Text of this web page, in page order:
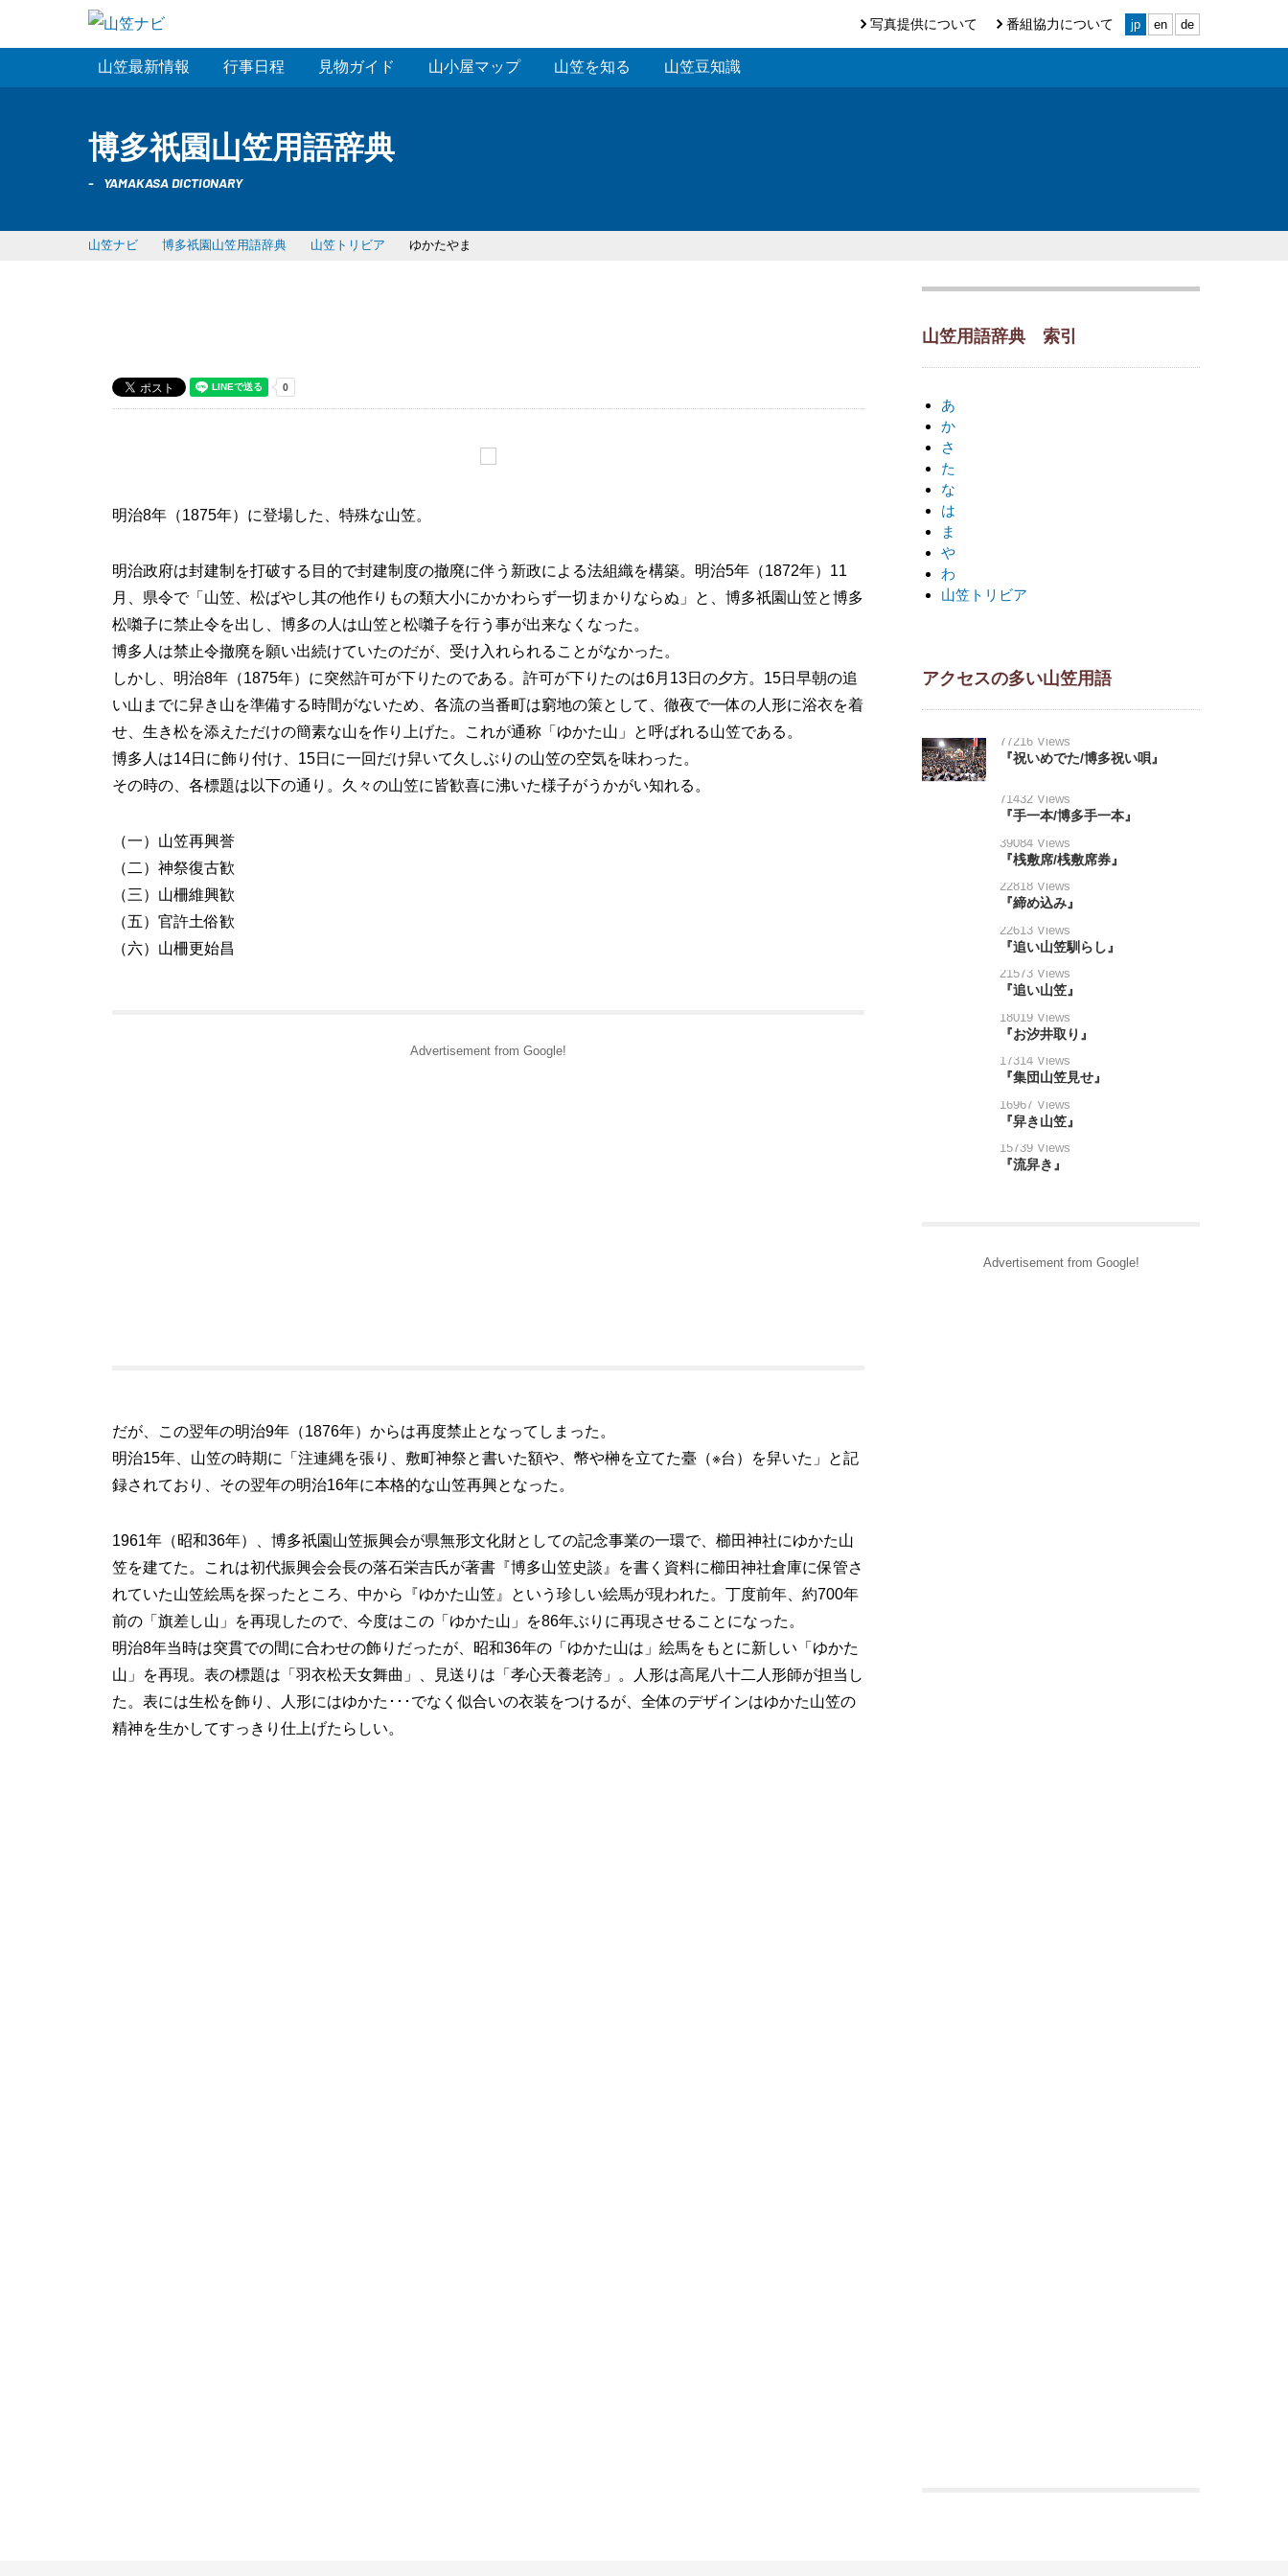
写真提供について 番組協力について jp en de
山笠最新情報 行事日程 見物ガイド 山小屋マップ 山笠を知る 山笠豆知識
博多祇園山笠用語辞典
YAMAKASA DICTIONARY
山笠ナビ 博多祇園山笠用語辞典 山笠トリビア ゆかたやま
明治8年（1875年）に登場した、特殊な山笠。
明治政府は封建制を打破する目的で封建制度の撤廃に伴う新政による法組織を構築。明治5年（1872年）11
月、県令で「山笠、松ばやし其の他作りもの類大小にかかわらず一切まかりならぬ」と、博多祇園山笠と博多
松囃子に禁止令を出し、博多の人は山笠と松囃子を行う事が出来なくなった。
博多人は禁止令撤廃を願い出続けていたのだが、受け入れられることがなかった。
しかし、明治8年（1875年）に突然許可が下りたのである。許可が下りたのは6月13日の夕方。15日早朝の追
い山までに舁き山を準備する時間がないため、各流の当番町は窮地の策として、徹夜で一体の人形に浴衣を着
せ、生き松を添えただけの簡素な山を作り上げた。これが通称「ゆかた山」と呼ばれる山笠である。
博多人は14日に飾り付け、15日に一回だけ舁いて久しぶりの山笠の空気を味わった。
その時の、各標題は以下の通り。久々の山笠に皆歓喜に沸いた様子がうかがい知れる。
（一）山笠再興誉
（二）神祭復古歓
（三）山柵維興歓
（五）官許土俗歓
（六）山柵更始昌
だが、この翌年の明治9年（1876年）からは再度禁止となってしまった。
明治15年、山笠の時期に「注連縄を張り、敷町神祭と書いた額や、幣や榊を立てた臺（※台）を舁いた」と記
録されており、その翌年の明治16年に本格的な山笠再興となった。
1961年（昭和36年）、博多祇園山笠振興会が県無形文化財としての記念事業の一環で、櫛田神社にゆかた山
笠を建てた。これは初代振興会会長の落石栄吉氏が著書『博多山笠史談』を書く資料に櫛田神社倉庫に保管さ
れていた山笠絵馬を探ったところ、中から『ゆかた山笠』という珍しい絵馬が現われた。丁度前年、約700年
前の「旗差し山」を再現したので、今度はこの「ゆかた山」を86年ぶりに再現させることになった。
明治8年当時は突貫での間に合わせの飾りだったが、昭和36年の「ゆかた山は」絵馬をもとに新しい「ゆかた
山」を再現。表の標題は「羽衣松天女舞曲」、見送りは「孝心天養老誇」。人形は高尾八十二人形師が担当し
た。表には生松を飾り、人形にはゆかた･･･でなく似合いの衣装をつけるが、全体のデザインはゆかた山笠の
精神を生かしてすっきり仕上げたらしい。
山笠用語辞典 索引
あ
か
さ
た
な
は
ま
や
わ
山笠トリビア
アクセスの多い山笠用語
77216 Views
『祝いめでた/博多祝い唄』
71432 Views
『手一本/博多手一本』
39084 Views
『桟敷席/桟敷席券』
22818 Views
『締め込み』
22613 Views
『追い山笠馴らし』
21573 Views
『追い山笠』
18019 Views
『お汐井取り』
17314 Views
『集団山笠見せ』
16967 Views
『舁き山笠』
15739 Views
『流舁き』